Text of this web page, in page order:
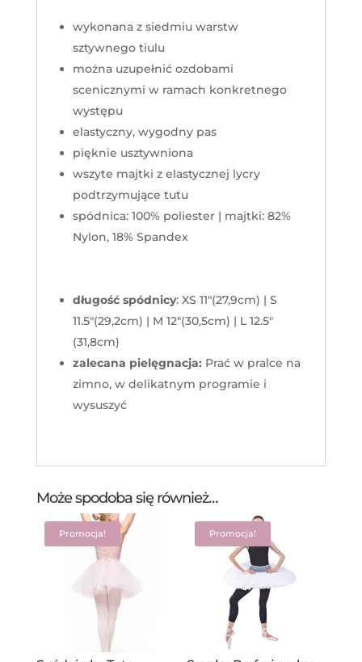
wykonana z siedmiu warstw
sztywnego tiulu
można uzupełnić ozdobami
scenicznymi w ramach konkretnego
występu
elastyczny, wygodny pas
pięknie usztywniona
wszyte majtki z elastycznej lycry
podtrzymujące tutu
spódnica: 100% poliester | majtki: 82%
Nylon, 18% Spandex
długość spódnicy: XS 11"(27,9cm) | S
11.5"(29,2cm) | M 12"(30,5cm) | L12.5"
(31,8cm)
zalecana pielęgnacja: Prać w pralce na
zimno, w delikatnym programie i
wysuszyć
Może spodoba się również…
Promocja! Promocja!